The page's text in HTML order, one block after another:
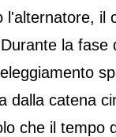
l'alternatore, il
la fase
dalla catena
che il tempo